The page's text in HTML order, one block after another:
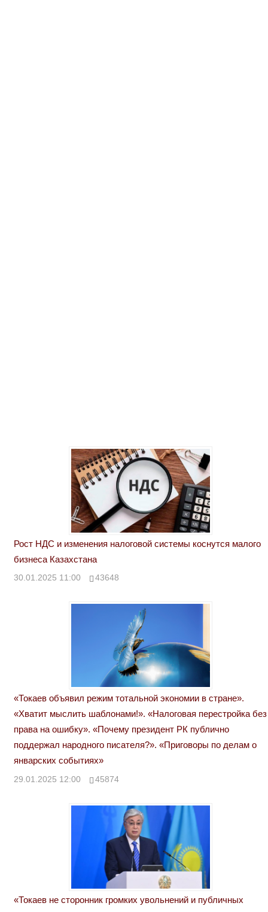
Рост НДС и изменения налоговой системы коснутся малого
бизнеса Казахстана
30.01.2025 11:00 43648
«Токаев объявил режим тотальной экономии в стране».
«Хватит мыслить шаблонами!». «Налоговая перестройка без
права на ошибку». «Почему президент РК публично
поддержал народного писателя?». «Приговоры по делам о
январских событиях»
29.01.2025 12:00 45874
«Токаев не сторонник громких увольнений и публичных